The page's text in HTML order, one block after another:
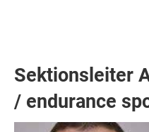
Sektionsleiter
/ endurance